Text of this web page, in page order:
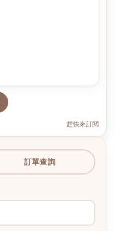
趕快來訂閱
訂單查詢